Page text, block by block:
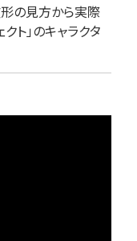
形の見方から実際
ト」のキャラクタ